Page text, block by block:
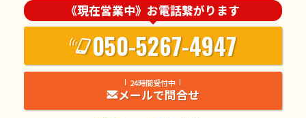
《現在営業中》お電話繋がります
050-5267-4947
24時間受付中
メールで問合せ